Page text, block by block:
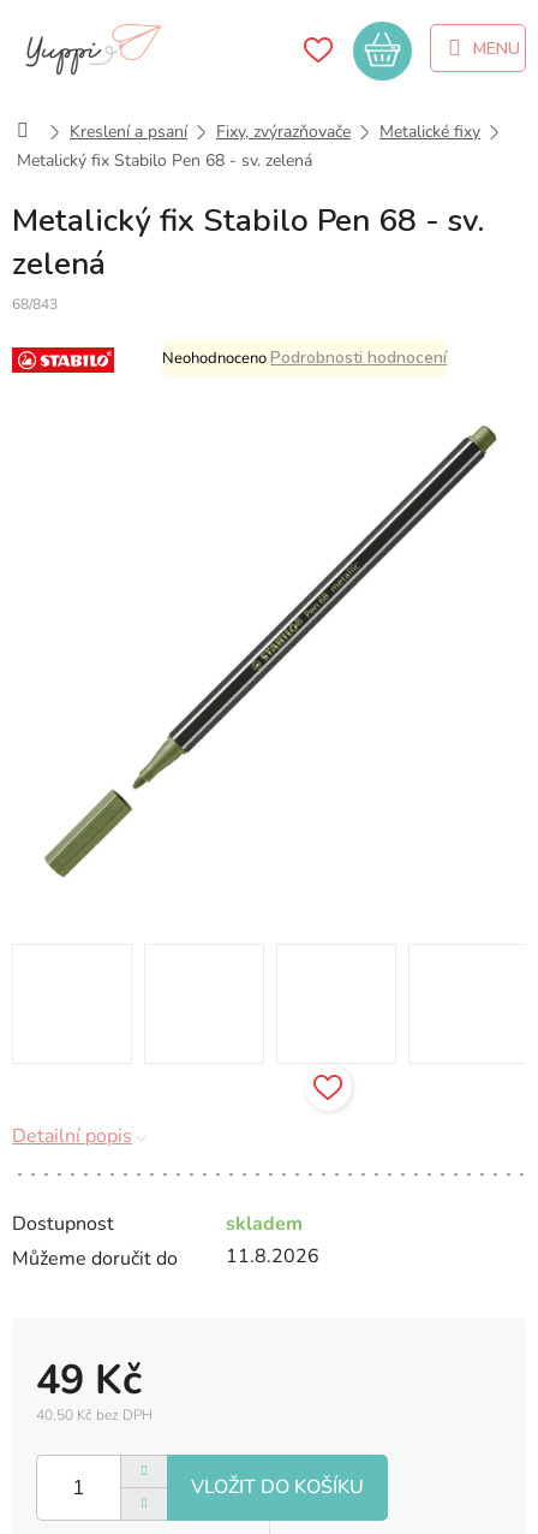
obsah
Nákupní
košík
DomůKreslení a psaní Fixy, zvýrazňovače
Metalické fixy
Metalický fix Stabilo Pen 68 - sv. zelená
Metalický fix Stabilo Pen 68 - sv.
zelená
68/843
Průměrné
hodnocení
NeohodnocenoPodrobnosti hodnocení
Dostupnost
skladem
Můžeme doručit do
11.8.2026
49 Kč
40,50 Kč bez DPH
cena:
Detailní popis